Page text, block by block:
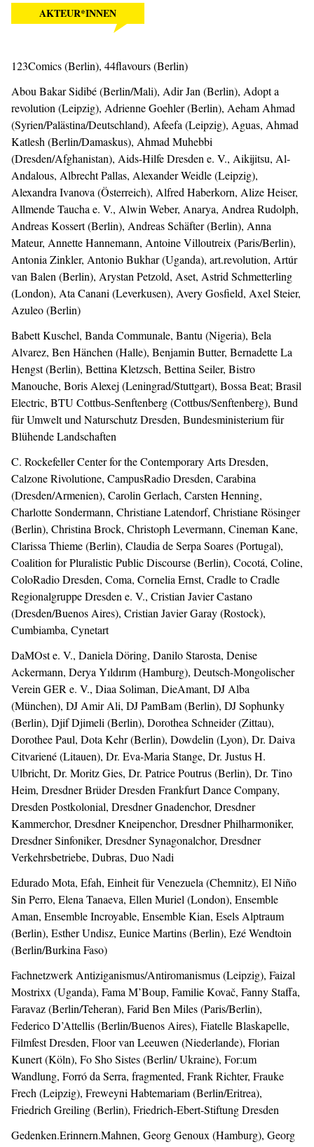
AKTEUR*INNEN
123Comics (Berlin), 44flavours (Berlin)
Abou Bakar Sidibé (Berlin/Mali), Adir Jan (Berlin), Adopt a
revolution (Leipzig), Adrienne Goehler (Berlin), Aeham Ahmad
(Syrien/Palästina/Deutschland), Afeefa (Leipzig), Aguas, Ahmad
Katlesh (Berlin/Damaskus), Ahmad Muhebbi
(Dresden/Afghanistan), Aids-Hilfe Dresden e. V., Aikijitsu, Al-
Andalous, Albrecht Pallas, Alexander Weidle (Leipzig),
Alexandra Ivanova (Österreich), Alfred Haberkorn, Alize Heiser,
Allmende Taucha e. V., Alwin Weber, Anarya, Andrea Rudolph,
Andreas Kossert (Berlin), Andreas Schäfter (Berlin), Anna
Mateur, Annette Hannemann, Antoine Villoutreix (Paris/Berlin),
Antonia Zinkler, Antonio Bukhar (Uganda), art.revolution, Artúr
van Balen (Berlin), Arystan Petzold, Aset, Astrid Schmetterling
(London), Ata Canani (Leverkusen), Avery Gosfield, Axel Steier,
Azuleo (Berlin)
Babett Kuschel, Banda Communale, Bantu (Nigeria), Bela
Alvarez, Ben Hänchen (Halle), Benjamin Butter, Bernadette La
Hengst (Berlin), Bettina Kletzsch, Bettina Seiler, Bistro
Manouche, Boris Alexej (Leningrad/Stuttgart), Bossa Beat; Brasil
Electric, BTU Cottbus-Senftenberg (Cottbus/Senftenberg), Bund
für Umwelt und Naturschutz Dresden, Bundesministerium für
Blühende Landschaften
C. Rockefeller Center for the Contemporary Arts Dresden,
Calzone Rivolutione, CampusRadio Dresden, Carabina
(Dresden/Armenien), Carolin Gerlach, Carsten Henning,
Charlotte Sondermann, Christiane Latendorf, Christiane Rösinger
(Berlin), Christina Brock, Christoph Levermann, Cineman Kane,
Clarissa Thieme (Berlin), Claudia de Serpa Soares (Portugal),
Coalition for Pluralistic Public Discourse (Berlin), Cocotá, Coline,
ColoRadio Dresden, Coma, Cornelia Ernst, Cradle to Cradle
Regionalgruppe Dresden e. V., Cristian Javier Castano
(Dresden/Buenos Aires), Cristian Javier Garay (Rostock),
Cumbiamba, Cynetart
DaMOst e. V., Daniela Döring, Danilo Starosta, Denise
Ackermann, Derya Yıldırım (Hamburg), Deutsch-Mongolischer
Verein GER e. V., Diaa Soliman, DieAmant, DJ Alba
(München), DJ Amir Ali, DJ PamBam (Berlin), DJ Sophunky
(Berlin), Djif Djimeli (Berlin), Dorothea Schneider (Zittau),
Dorothee Paul, Dota Kehr (Berlin), Dowdelin (Lyon), Dr. Daiva
Citvariené (Litauen), Dr. Eva-Maria Stange, Dr. Justus H.
Ulbricht, Dr. Moritz Gies, Dr. Patrice Poutrus (Berlin), Dr. Tino
Heim, Dresdner Brüder Dresden Frankfurt Dance Company,
Dresden Postkolonial, Dresdner Gnadenchor, Dresdner
Kammerchor, Dresdner Kneipenchor, Dresdner Philharmoniker,
Dresdner Sinfoniker, Dresdner Synagonalchor, Dresdner
Verkehrsbetriebe, Dubras, Duo Nadi
Edurado Mota, Efah, Einheit für Venezuela (Chemnitz), El Niño
Sin Perro, Elena Tanaeva, Ellen Muriel (London), Ensemble
Aman, Ensemble Incroyable, Ensemble Kian, Esels Alptraum
(Berlin), Esther Undisz, Eunice Martins (Berlin), Ezé Wendtoin
(Berlin/Burkina Faso)
Fachnetzwerk Antiziganismus/Antiromanismus (Leipzig), Faizal
Mostrixx (Uganda), Fama M’Boup, Familie Kovač, Fanny Staffa,
Faravaz (Berlin/Teheran), Farid Ben Miles (Paris/Berlin),
Federico D’Attellis (Berlin/Buenos Aires), Fiatelle Blaskapelle,
Filmfest Dresden, Floor van Leeuwen (Niederlande), Florian
Kunert (Köln), Fo Sho Sistes (Berlin/ Ukraine), For:um
Wandlung, Forró da Serra, fragmented, Frank Richter, Frauke
Frech (Leipzig), Freweyni Habtemariam (Berlin/Eritrea),
Friedrich Greiling (Berlin), Friedrich-Ebert-Stiftung Dresden
Gedenken.Erinnern.Mahnen, Georg Genoux (Hamburg), Georg